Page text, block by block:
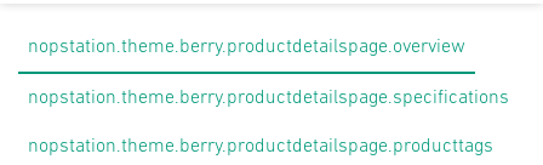
nopstation.theme.berry.productdetailspage.overview
nopstation.theme.berry.productdetailspage.specifications
nopstation.theme.berry.productdetailspage.producttags